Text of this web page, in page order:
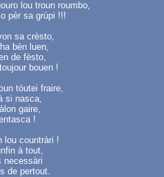
lou troun roumbo,
pèr sa grùpi !!!
sa crèsto,
bèn luen,
de fèsto,
bouen !
tóutei fraire,
si nasca,
gaire,
!
lou countràri !
à tout,
necessàri
de pertout.